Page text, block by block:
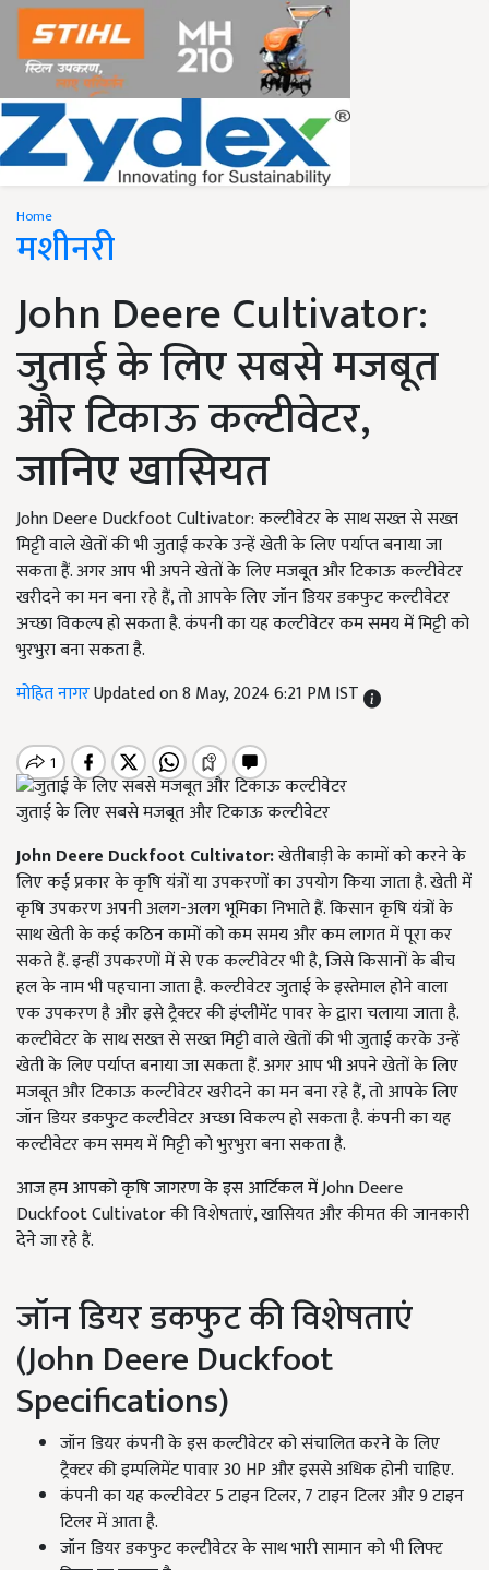
Home
मशीनरी
John Deere Cultivator:
जुताई के लिए सबसे मजबूत
और टिकाऊ कल्टीवेटर,
जानिए खासियत
John Deere Duckfoot Cultivator: कल्टीवेटर के साथ सख्त से सख्त
मिट्टी वाले खेतों की भी जुताई करके उन्हें खेती के लिए पर्याप्त बनाया जा
सकता हैं. अगर आप भी अपने खेतों के लिए मजबूत और टिकाऊ कल्टीवेटर
खरीदने का मन बना रहे हैं, तो आपके लिए जॉन डियर डकफुट कल्टीवेटर
अच्छा विकल्प हो सकता है. कंपनी का यह कल्टीवेटर कम समय में मिट्टी को
भुरभुरा बना सकता है.
मोहित नागरUpdated on 8 May, 2024 6:21 PM IST
जुताई के लिए सबसे मजबूत और टिकाऊ कल्टीवेटर
John Deere Duckfoot Cultivator:खेतीबाड़ी के कामों को करने के
लिए कई प्रकार के कृषि यंत्रों या उपकरणों का उपयोग किया जाता है. खेती में
कृषि उपकरण अपनी अलग-अलग भूमिका निभाते हैं. किसान कृषि यंत्रों के
साथ खेती के कई कठिन कामों को कम समय और कम लागत में पूरा कर
सकते हैं. इन्हीं उपकरणों में से एक कल्टीवेटर भी है, जिसे किसानों के बीच
हल के नाम भी पहचाना जाता है. कल्टीवेटर जुताई के इस्तेमाल होने वाला
एक उपकरण है और इसे ट्रैक्टर की इंप्लीमेंट पावर के द्वारा चलाया जाता है.
कल्टीवेटर के साथ सख्त से सख्त मिट्टी वाले खेतों की भी जुताई करके उन्हें
खेती के लिए पर्याप्त बनाया जा सकता हैं. अगर आप भी अपने खेतों के लिए
मजबूत और टिकाऊ कल्टीवेटर खरीदने का मन बना रहे हैं, तो आपके लिए
जॉन डियर डकफुट कल्टीवेटर अच्छा विकल्प हो सकता है. कंपनी का यह
कल्टीवेटर कम समय में मिट्टी को भुरभुरा बना सकता है.
आज हम आपको कृषि जागरण के इस आर्टिकल में John Deere
Duckfoot Cultivator की विशेषताएं, खासियत और कीमत की जानकारी
देने जा रहे हैं.
जॉन डियर डकफुट की विशेषताएं
(John Deere Duckfoot
Specifications)
जॉन डियर कंपनी के इस कल्टीवेटर को संचालित करने के लिए
ट्रैक्टर की इम्पलिमेंट पावार 30 HP और इससे अधिक होनी चाहिए.
कंपनी का यह कल्टीवेटर 5 टाइन टिलर, 7 टाइन टिलर और 9 टाइन
टिलर में आता है.
जॉन डियर डकफुट कल्टीवेटर के साथ भारी सामान को भी लिफ्ट